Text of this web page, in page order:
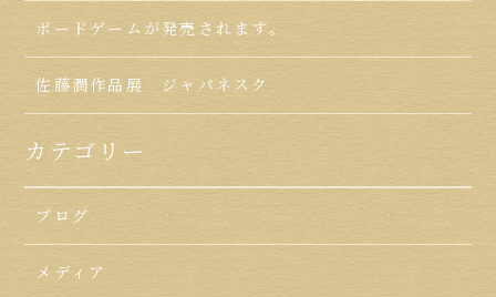
ボードゲームが発売されます。
佐藤潤作品展 ジャパネスク
カテゴリー
ブログ
メディア